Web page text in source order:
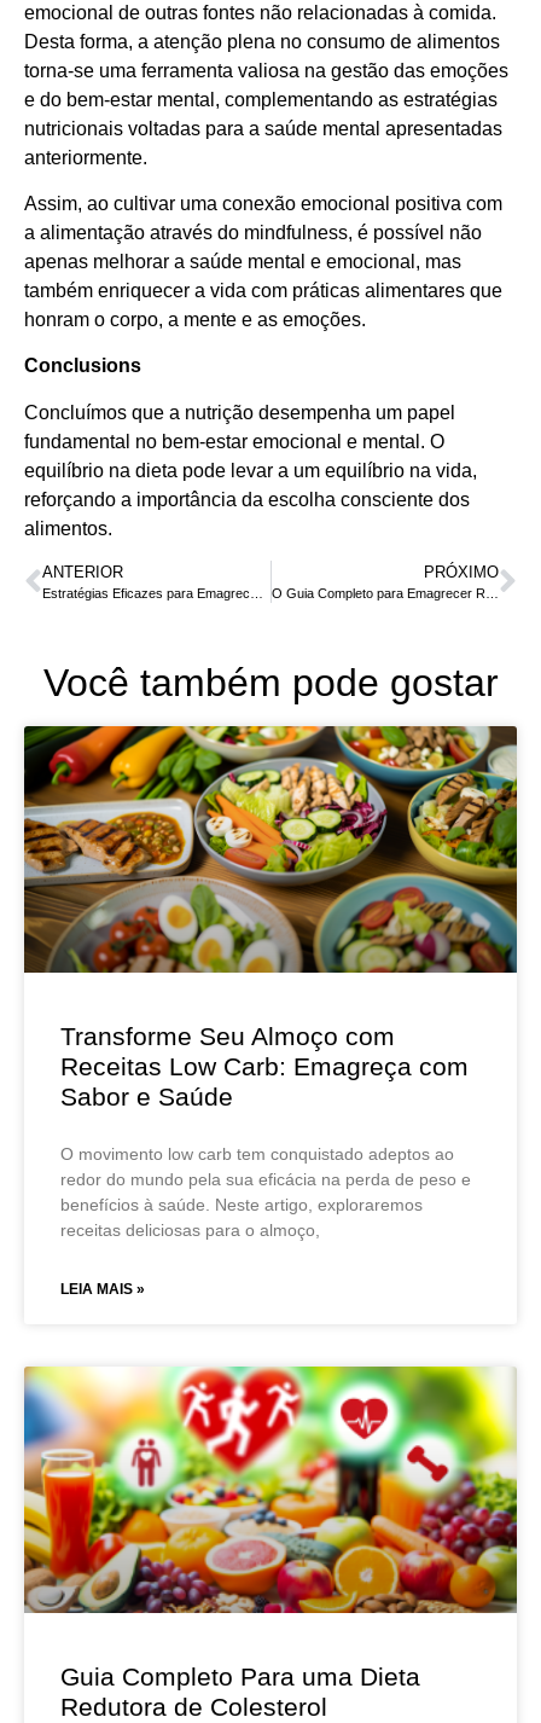
emocional de outras fontes não relacionadas à comida.
Desta forma, a atenção plena no consumo de alimentos
torna-se uma ferramenta valiosa na gestão das emoções
e do bem-estar mental, complementando as estratégias
nutricionais voltadas para a saúde mental apresentadas
anteriormente.
Assim, ao cultivar uma conexão emocional positiva com
a alimentação através do mindfulness, é possível não
apenas melhorar a saúde mental e emocional, mas
também enriquecer a vida com práticas alimentares que
honram o corpo, a mente e as emoções.
Conclusions
Concluímos que a nutrição desempenha um papel
fundamental no bem-estar emocional e mental. O
equilíbrio na dieta pode levar a um equilíbrio na vida,
reforçando a importância da escolha consciente dos
alimentos.
ANTERIOR PRÓXIMO
O Guia Completo para Emagrecer Rápido e com Saúde
Você também pode gostar
Transforme Seu Almoço com
Receitas Low Carb: Emagreça com
Sabor e Saúde
O movimento low carb tem conquistado adeptos ao
redor do mundo pela sua eficácia na perda de peso e
benefícios à saúde. Neste artigo, exploraremos
receitas deliciosas para o almoço,
LEIA MAIS »
Guia Completo Para uma Dieta
Redutora de Colesterol